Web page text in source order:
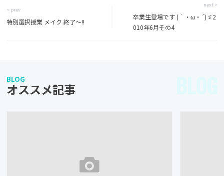
< prev
特別選択授業 メイク 終了～!!
next >
卒業生登場です (｀・ω・´)ゞ2
010年6月その4
BLOG
オススメ記事